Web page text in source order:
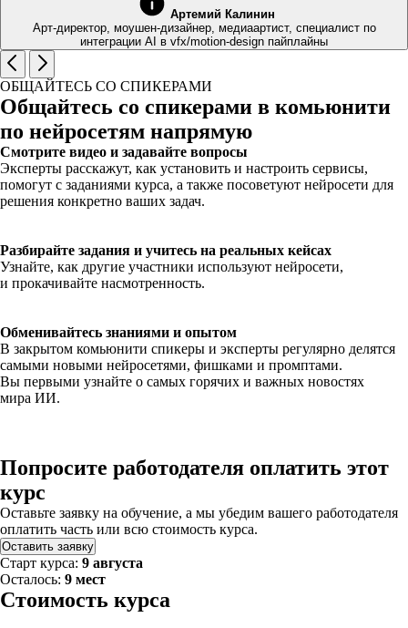
Артемий Калинин
Арт-директор, моушен-дизайнер, медиаартист, специалист по
интеграции AI в vfx/motion-design пайплайны
ОБЩАЙТЕСЬ СО СПИКЕРАМИ
Общайтесь со спикерами в комьюнити
по нейросетям напрямую
Смотрите видео и задавайте вопросы
Эксперты расскажут, как установить и настроить сервисы,
помогут с заданиями курса, а также посоветуют нейросети для
решения конкретно ваших задач.
Разбирайте задания и учитесь на реальных кейсах
Узнайте, как другие участники используют нейросети,
и прокачивайте насмотренность.
Обменивайтесь знаниями и опытом
В закрытом комьюнити спикеры и эксперты регулярно делятся
самыми новыми нейросетями, фишками и промптами.
Вы первыми узнайте о самых горячих и важных новостях
мира ИИ.
Попросите работодателя оплатить этот
курс
Оставьте заявку на обучение, а мы убедим вашего работодателя
оплатить часть или всю стоимость курса.
Оставить заявку
Старт курса: 9 августа
Осталось: 9 мест
Стоимость курса